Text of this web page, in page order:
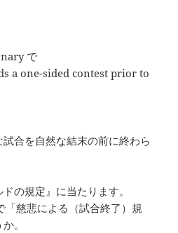
で
a one-sided contest prior to
試合を自然な結末の前に終わら
の規定』に当たります。
慈悲による（試合終了）規
。